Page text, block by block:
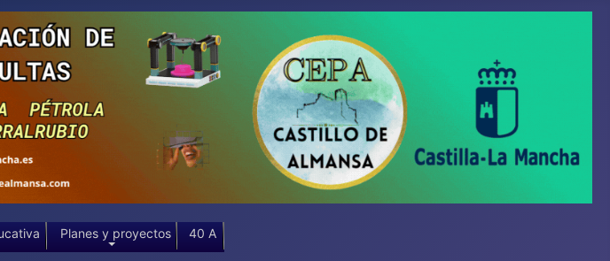
Planes y proyectos 40 A